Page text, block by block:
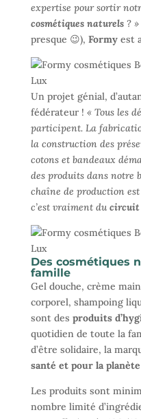
expertise pour sortir
cosmétiques naturels? »
presque 😉), Formyest
Un projet génial,
fédérateur ! « Tous les
participent. La
la construction des
cotons et bandeaux
des produits dans notre
chaîne de production
c’est vraiment du circuit
Des cosmétiques
famille
Gel douche, crème
corporel, shampoing
sont des produits
quotidien de toute la
d’être solidaire, la
santé et pour la planète
Les produits sont
nombre limité